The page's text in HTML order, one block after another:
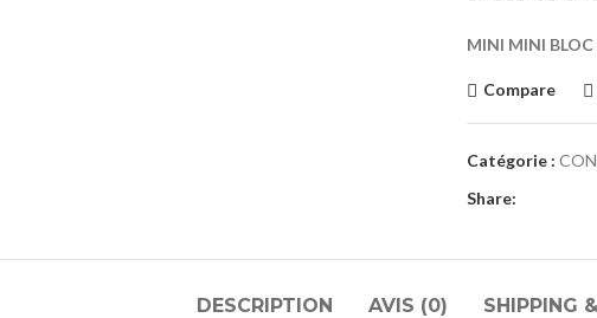
MINI MINI
Compare
Catégorie :
Share:
DESCRIPTION AVIS (0) SHIPPING